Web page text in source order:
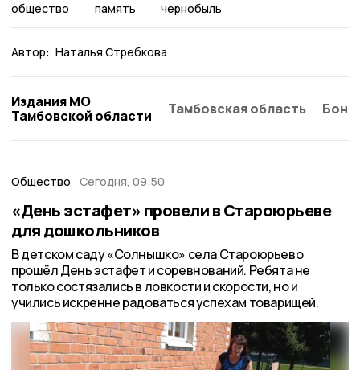
общество память чернобыль
Автор: Наталья Стребкова
Издания МО
Тамбовской области
Тамбовская область
Общество Сегодня, 09:50
«День эстафет» провели в Староюрьеве
для дошкольников
В детском саду «Солнышко» села Староюрьево
прошёл День эстафет и соревнований. Ребята не
только состязались в ловкости и скорости, но и
учились искренне радоваться успехам товарищей.